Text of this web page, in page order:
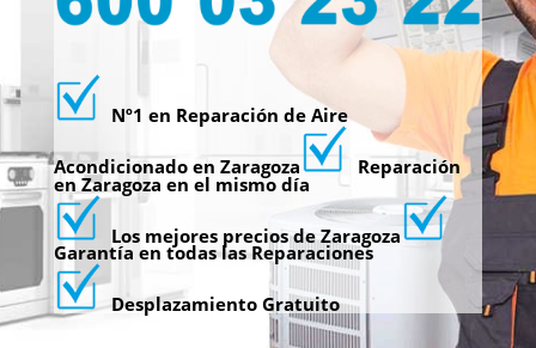
Nº1 en Reparación de Aire
Acondicionado en Zaragoza Reparación
en Zaragoza en el mismo día
Los mejores precios de Zaragoza
Garantía en todas las Reparaciones
Desplazamiento Gratuito